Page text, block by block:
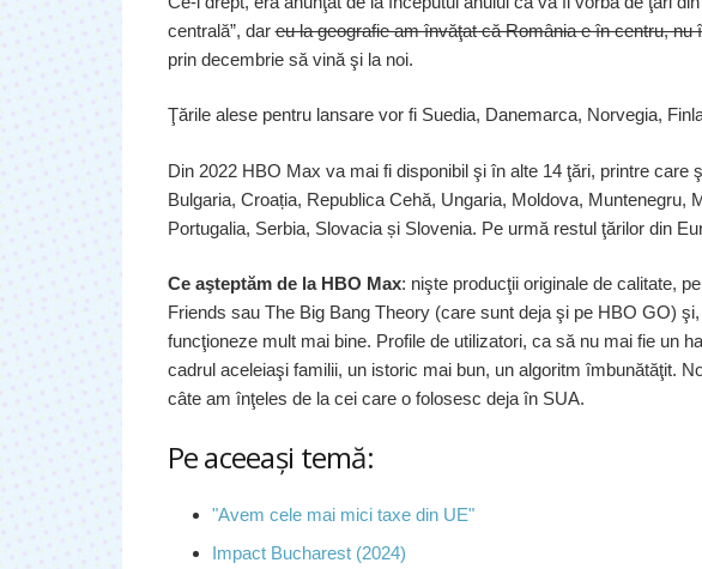
centrală”, dareu la geografie am învăţat că România e în centru, nu
prin decembrie să vină şi la noi.
Ţările alese pentru lansare vor fi Suedia, Danemarca, Norvegia,
Din 2022 HBO Max va mai fi disponibil şi în alte 14 ţări, printre care
Bulgaria, Croația, Republica Cehă, Ungaria, Moldova, Muntenegru,
Portugalia, Serbia, Slovacia și Slovenia. Pe urmă restul ţărilor din
Ce aşteptăm de la HBO Max: nişte producţii originale de calitate,
Friends sau The Big Bang Theory (care sunt deja şi pe HBO GO)
funcţioneze mult mai bine. Profile de utilizatori, ca să nu mai fie un
cadrul aceleiaşi familii, un istoric mai bun, un algoritm îmbunătăţit.
câte am înţeles de la cei care o folosesc deja în SUA.
Pe aceeaşi temă:
"Avem cele mai mici taxe din UE"
Impact Bucharest (2024)